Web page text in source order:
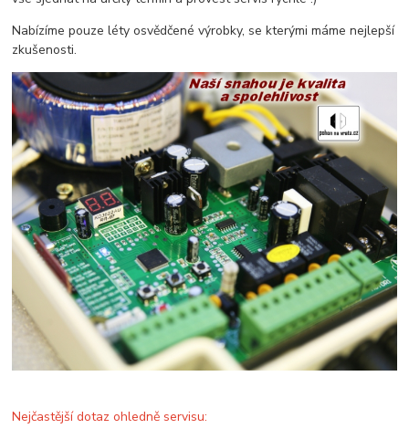
Nabízíme pouze léty osvědčené výrobky, se kterými máme nejlepší
zkušenosti.
Nejčastější dotaz ohledně servisu: